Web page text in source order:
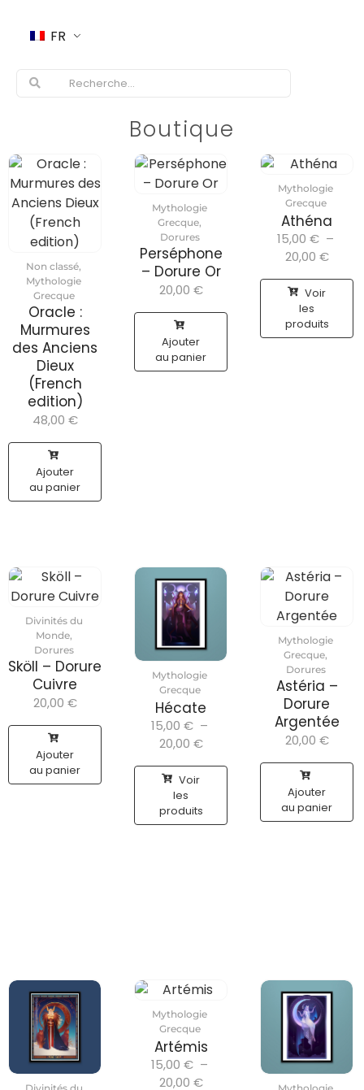
FR
Boutique
Non classé,
Mythologie
Grecque
Oracle :
Murmures
des Anciens
Dieux
(French
edition)
48,00 €
Ajouter
au panier
Mythologie
Grecque,
Dorures
Perséphone
– Dorure Or
20,00 €
Ajouter
au panier
Mythologie
Grecque
Athéna
15,00 € –
20,00 €
Voir
les
produits
Divinités du
Monde,
Dorures
Sköll – Dorure
Cuivre
20,00 €
Ajouter
au panier
Mythologie
Grecque
Hécate
15,00 € –
20,00 €
Voir
les
produits
Mythologie
Grecque,
Dorures
Astéria –
Dorure
Argentée
20,00 €
Ajouter
au panier
Mythologie
Grecque
Artémis
15,00 € –
20,00 €